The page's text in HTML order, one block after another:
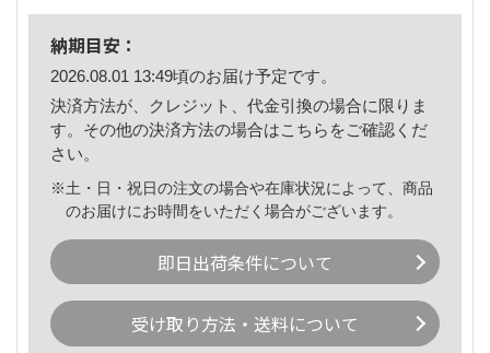
納期目安：
2026.08.01 13:49頃のお届け予定です。
決済方法が、クレジット、代金引換の場合に限りま
す。その他の決済方法の場合はこちら をご確認くだ
さい。
※土・日・祝日の注文の場合や在庫状況によって、商品
のお届けにお時間をいただく場合がございます。
即日出荷条件について
受け取り方法・送料について